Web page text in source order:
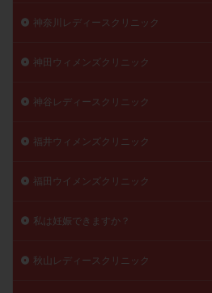
神奈川レディースクリニック
神田ウィメンズクリニック
神谷レディースクリニック
福井ウィメンズクリニック
福田ウイメンズクリニック
私は妊娠できますか？
秋山レディースクリニック